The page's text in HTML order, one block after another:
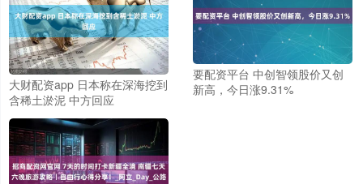
大财配资app 日本称在深海挖到
含稀土淤泥 中方回应
要配资平台 中创智领股价又创
新高，今日涨9.31%